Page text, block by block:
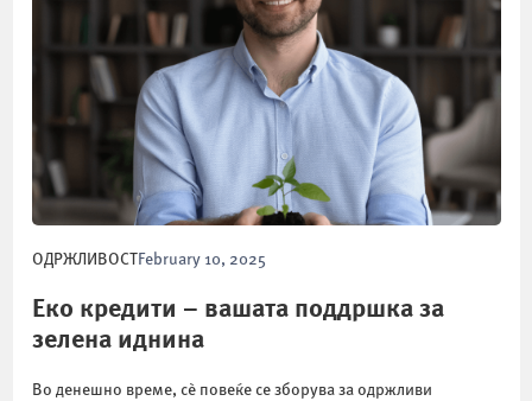
ОДРЖЛИВОСТFebruary 10, 2025
Еко кредити – вашата поддршка за
зелена иднина
Во денешно време, сè повеќе се зборува за одржливи